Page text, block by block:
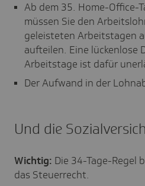
Ab dem 35. Home-Office-
müssen Sie den
geleisteten Arbeitstagen
aufteilen. Eine lückenlose
Arbeitstage ist dafür
Der Aufwand in der
Und die
Wichtig: Die 34-Tage-Regel
das Steuerrecht.